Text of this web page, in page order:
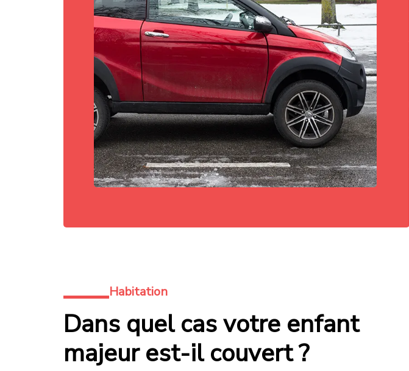
Habitation
Dans quel cas votre enfant
majeur est-il couvert ?